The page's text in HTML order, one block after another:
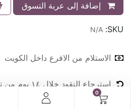
0
إضافة إلى عربة التسوق
SKU:
N/A
الاستلام من الافرع داخل الكويت
استرجاع النقود خلال ١٤ يوم من تاريخ الشراء
الاستلام من الافرع ٢٤ ساعة طوال ايام الاسبوع